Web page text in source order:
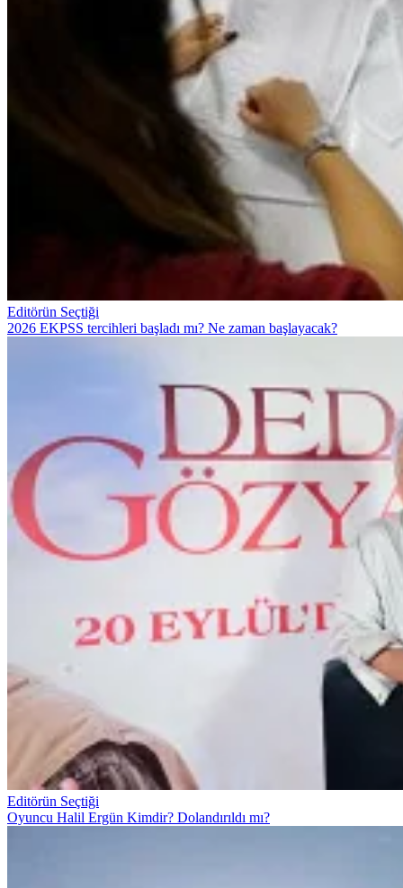
Editörün Seçtiği
2026 EKPSS tercihleri başladı mı? Ne zaman başlayacak?
Editörün Seçtiği
Oyuncu Halil Ergün Kimdir? Dolandırıldı mı?